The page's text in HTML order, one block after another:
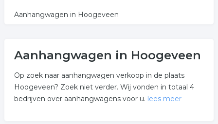
Aanhangwagen in Hoogeveen
Aanhangwagen in Hoogeveen
Op zoek naar aanhangwagen verkoop in de plaats
Hoogeveen? Zoek niet verder. Wij vonden in totaal 4
bedrijven over aanhangwagens voor u. lees meer